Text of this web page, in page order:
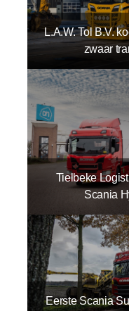
L.A.W. Tol B.V.
zwaar
Tielbeke
Scania
Eerste Scania